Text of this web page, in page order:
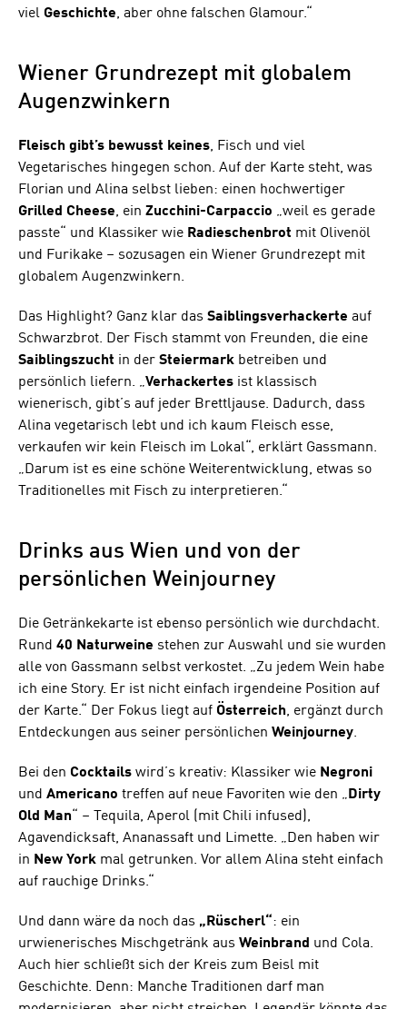
viel Geschichte, aber ohne falschen Glamour.“
Wiener Grundrezept mit globalem
Augenzwinkern
Fleisch gibt’s bewusst keines, Fisch und viel
Vegetarisches hingegen schon. Auf der Karte steht, was
Florian und Alina selbst lieben: einen hochwertiger
Grilled Cheese, ein Zucchini-Carpaccio „weil es gerade
passte“ und Klassiker wie Radieschenbrot mit Olivenöl
und Furikake – sozusagen ein Wiener Grundrezept mit
globalem Augenzwinkern.
Das Highlight? Ganz klar das Saiblingsverhackerte auf
Schwarzbrot. Der Fisch stammt von Freunden, die eine
Saiblingszucht in der Steiermark betreiben und
persönlich liefern. „Verhackertes ist klassisch
wienerisch, gibt’s auf jeder Brettljause. Dadurch, dass
Alina vegetarisch lebt und ich kaum Fleisch esse,
verkaufen wir kein Fleisch im Lokal“, erklärt Gassmann.
„Darum ist es eine schöne Weiterentwicklung, etwas so
Traditionelles mit Fisch zu interpretieren.“
Drinks aus Wien und von der
persönlichen Weinjourney
Die Getränkekarte ist ebenso persönlich wie durchdacht.
Rund 40 Naturweine stehen zur Auswahl und sie wurden
alle von Gassmann selbst verkostet. „Zu jedem Wein habe
ich eine Story. Er ist nicht einfach irgendeine Position auf
der Karte.“ Der Fokus liegt auf Österreich, ergänzt durch
Entdeckungen aus seiner persönlichen Weinjourney.
Bei den Cocktails wird’s kreativ: Klassiker wie Negroni
und Americano treffen auf neue Favoriten wie den „ Dirty
Old Man “ – Tequila, Aperol (mit Chili infused),
Agavendicksaft, Ananassaft und Limette. „Den haben wir
in New York mal getrunken. Vor allem Alina steht einfach
auf rauchige Drinks.“
Und dann wäre da noch das „Rüscherl“: ein
urwienerisches Mischgetränk aus Weinbrand und Cola.
Auch hier schließt sich der Kreis zum Beisl mit
Geschichte. Denn: Manche Traditionen darf man